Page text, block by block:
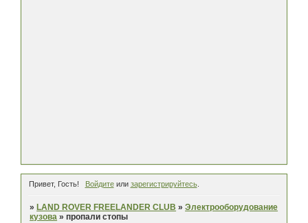
Привет, Гость! Войдитеили зарегистрируйтесь.
» LAND ROVER FREELANDER CLUB »Электрооборудование
кузова »пропали стопы